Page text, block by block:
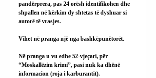
pandërprera, pas 24 orësh identifikohen dhe
shpallen në kërkim dy shtetas të dyshuar si
autorë të vrasjes.
Vihet në pranga një nga bashkëpunëtorët.
Në pranga u vu edhe 52-vjeçari, për
“Moskallëzim krimi”, pasi nuk ka dhënë
informacion (roja i karburantit).